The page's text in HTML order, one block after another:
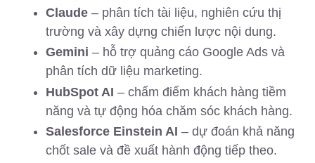
Claude – phân tích tài liệu, nghiên cứu thị
trường và xây dựng chiến lược nội dung.
Gemini – hỗ trợ quảng cáo Google Ads và
phân tích dữ liệu marketing.
HubSpot AI – chấm điểm khách hàng tiềm
năng và tự động hóa chăm sóc khách hàng.
Salesforce Einstein AI – dự đoán khả năng
chốt sale và đề xuất hành động tiếp theo.